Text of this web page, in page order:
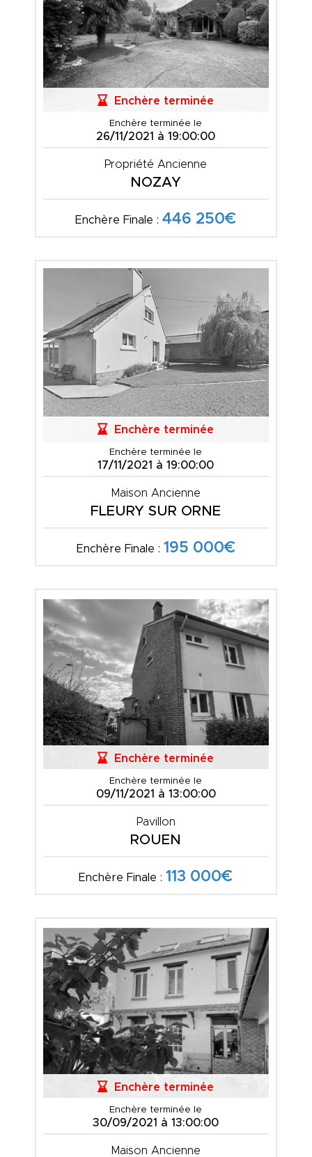
Enchère terminée
Enchère terminée le
26/11/2021 à 19:00:00
Propriété Ancienne
NOZAY
Enchère Finale :446 250€
Enchère terminée
Enchère terminée le
17/11/2021 à 19:00:00
Maison Ancienne
FLEURY SUR ORNE
Enchère Finale : 195 000€
Enchère terminée
Enchère terminée le
09/11/2021 à 13:00:00
Pavillon
ROUEN
Enchère Finale : 113 000€
Enchère terminée
Enchère terminée le
30/09/2021 à 13:00:00
Maison Ancienne